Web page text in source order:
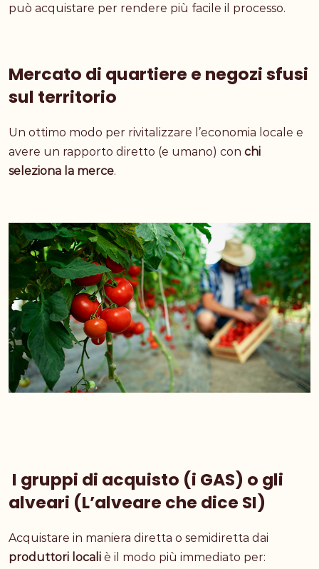
può acquistare per rendere più facile il processo.
Mercato di quartiere e negozi sfusi
sul territorio
Un ottimo modo per rivitalizzare l’economia locale e
avere un rapporto diretto (e umano) con chi
seleziona la merce.
I gruppi di acquisto (i GAS) o gli
alveari (L’alveare che dice SI)
Acquistare in maniera diretta o semidiretta dai
produttori locali è il modo più immediato per: